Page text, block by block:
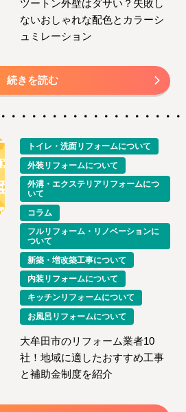
ツートン外壁はダサい？失敗し
ないおしゃれな配色とカラーシ
ュミレーション
続きを読む
トイレ・洗面リフォームについて
外装リフォームについて
外溝・エクステリアリフォームにつ
いて
コラム
フルリフォーム・リノベーションに
ついて
新築・増改築工事について
内装リフォームについて
キッチンリフォームについて
お風呂リフォームについて
大牟田市のリフォーム業者10
社！地域に適したおすすめ工事
と補助金制度を紹介